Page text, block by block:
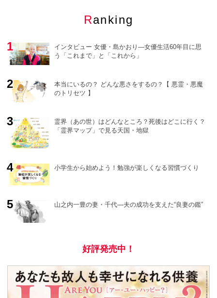
Ranking
インタビュー 女優・島かおり―女優生活60年目に思
う「これまで」と「これから」
本当にいるの？ どんな悪さをするの？【 悪霊・悪魔
のトリセツ 】
霊界（あの世）はどんなところ？死後はどこに行く？
「霊界マップ」で見る天国・地獄
小学生から始めよう！勉強が楽しくなる習慣づくり
山之内一豊の妻・千代―夫の成功を支えた“良妻の鑑”
好評発売中！